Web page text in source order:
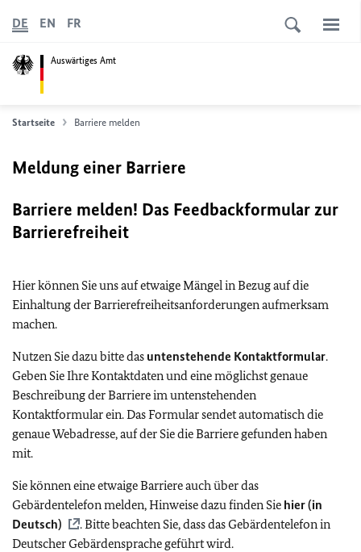
Auswärtiges Amt
DE EN FR
Startseite Barriere melden
Meldung einer Barriere
Barriere melden! Das Feedbackformular zur
Barrierefreiheit
Hier können Sie uns auf etwaige Mängel in Bezug auf die
Einhaltung der Barrierefreiheitsanforderungen aufmerksam
machen.
Nutzen Sie dazu bitte das untenstehende Kontaktformular.
Geben Sie Ihre Kontaktdaten und eine möglichst genaue
Beschreibung der Barriere im untenstehenden
Kontaktformular ein. Das Formular sendet automatisch die
genaue Webadresse, auf der Sie die Barriere gefunden haben
mit.
Sie können eine etwaige Barriere auch über das
Gebärdentelefon melden, Hinweise dazu finden Sie hier (in
Deutsch)
. Bitte beachten Sie, dass das Gebärdentelefon in
Deutscher Gebärdensprache geführt wird.